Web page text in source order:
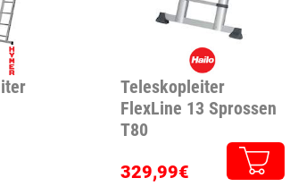
Teleskopleiter
FlexLine 13 Sprossen
T80
329,99€